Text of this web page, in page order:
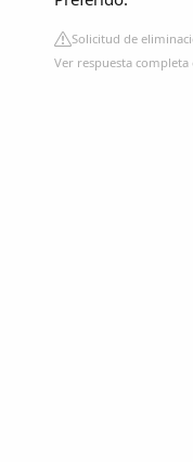
Solicitud de
Ver respuesta